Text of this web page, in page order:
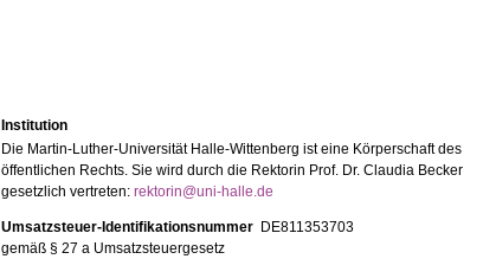
Institution
Die Martin-Luther-Universität Halle-Wittenberg ist eine Körperschaft des
öffentlichen Rechts. Sie wird durch die Rektorin Prof. Dr. Claudia Becker
gesetzlich vertreten: rektorin@uni-halle.de
Umsatzsteuer-Identifikationsnummer DE811353703
gemäß § 27 a Umsatzsteuergesetz